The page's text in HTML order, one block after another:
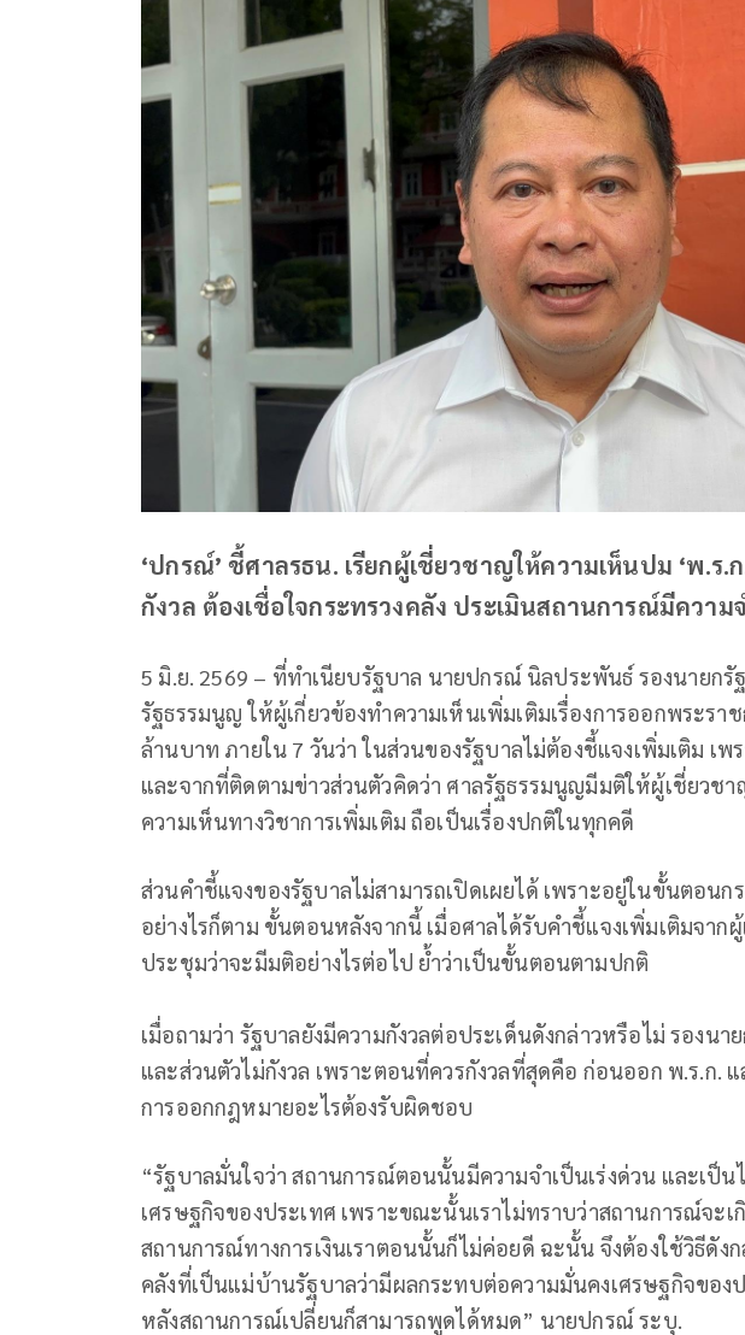
‘ปกรณ์’ ชี้ศาลรธน. เรียกผู้เชี่ยวชาญให้ความเห็นปม ‘พ.ร.ก
กังวล ต้องเชื่อใจกระทรวงคลัง ประเมินสถานการณ์มีความ
5 มิ.ย. 2569 – ที่ทำเนียบรัฐบาล นายปกรณ์ นิลประพันธ์ รองนายก
รัฐธรรมนูญ ให้ผู้เกี่ยวข้องทำความเห็นเพิ่มเติมเรื่องการออกพระรา
ล้านบาท ภายใน 7 วันว่า ในส่วนของรัฐบาลไม่ต้องชี้แจงเพิ่มเติม เพ
และจากที่ติดตามข่าวส่วนตัวคิดว่า ศาลรัฐธรรมนูญมีมติให้ผู้เชี่ยวช
ความเห็นทางวิชาการเพิ่มเติม ถือเป็นเรื่องปกติในทุกคดี
ส่วนคำชี้แจงของรัฐบาลไม่สามารถเปิดเผยได้ เพราะอยู่ในขั้นตอนก
อย่างไรก็ตาม ขั้นตอนหลังจากนี้ เมื่อศาลได้รับคำชี้แจงเพิ่มเติมจาก
ประชุมว่าจะมีมติอย่างไรต่อไป ย้ำว่าเป็นขั้นตอนตามปกติ
เมื่อถามว่า รัฐบาลยังมีความกังวลต่อประเด็นดังกล่าวหรือไม่ รองนา
และส่วนตัวไม่กังวล เพราะตอนที่ควรกังวลที่สุดคือ ก่อนออก พ.ร.ก.
การออกกฎหมายอะไรต้องรับผิดชอบ
“รัฐบาลมั่นใจว่า สถานการณ์ตอนนั้นมีความจำเป็นเร่งด่วน และเป็
เศรษฐกิจของประเทศ เพราะขณะนั้นเราไม่ทราบว่าสถานการณ์จะ
สถานการณ์ทางการเงินเราตอนนั้นก็ไม่ค่อยดี ฉะนั้น จึงต้องใช้วิธีดัง
คลังที่เป็นแม่บ้านรัฐบาลว่ามีผลกระทบต่อความมั่นคงเศรษฐกิจของ
หลังสถานการณ์เปลี่ยนก็สามารถพูดได้หมด” นายปกรณ์ ระบุ.